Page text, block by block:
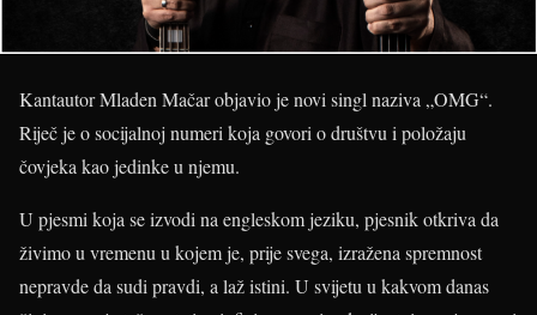
Kantautor Mladen Mačar objavio je novi singl naziva „OMG“.
Riječ je o socijalnoj numeri koja govori o društvu i položaju
čovjeka kao jedinke u njemu.
U pjesmi koja se izvodi na engleskom jeziku, pjesnik otkriva da
živimo u vremenu u kojem je, prije svega, izražena spremnost
nepravde da sudi pravdi, a laž istini. U svijetu u kakvom danas